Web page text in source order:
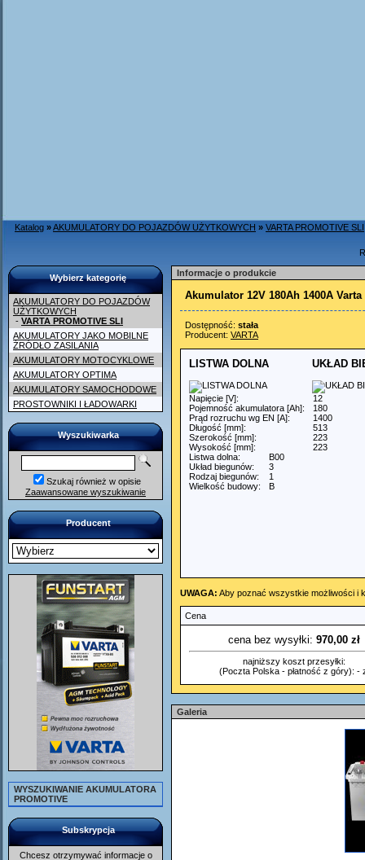
Katalog »AKUMULATORY DO POJAZDÓW UŻYTKOWYCH » VARTA PROMOTIVE SLI
Wybierz kategorię
AKUMULATORY DO POJAZDÓW
UŻYTKOWYCH
- VARTA PROMOTIVE SLI
AKUMULATORY JAKO MOBILNE
ŹRÓDŁO ZASILANIA
AKUMULATORY MOTOCYKLOWE
AKUMULATORY OPTIMA
AKUMULATORY SAMOCHODOWE
PROSTOWNIKI I ŁADOWARKI
Wyszukiwarka
Szukaj również w opisie
Zaawansowane wyszukiwanie
Producent
WYSZUKIWANIE AKUMULATORA
PROMOTIVE
Subskrypcja
Chcesz otrzymywać informacje o
Informacje o produkcie
Akumulator 12V 180Ah 1400A
Dostępność: stała
Producent: VARTA
LISTWA DOLNA UKŁAD
Napięcie [V]:
12
Pojemność akumulatora [Ah]:
180
Prąd rozruchu wg EN [A]:
1400
Długość [mm]:
513
Szerokość [mm]:
223
Wysokość [mm]:
223
Listwa dolna:
B00
Układ biegunów:
3
Rodzaj biegunów:
1
Wielkość budowy:
B
UWAGA: Aby poznać wszystkie możliwości i
Cena
cena bez wysyłki: 970,00 zł
najniższy koszt przesyłki:
(Poczta Polska - płatność z góry): -
Galeria